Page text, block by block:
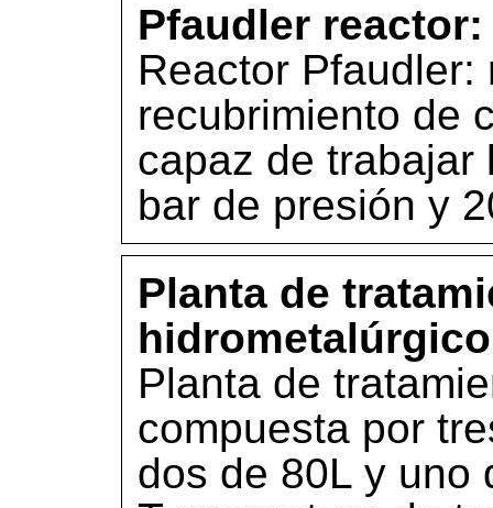
Pfaudler reactor:
Reactor Pfaudler:
recubrimiento de
capaz de trabajar
bar de presión y
Planta de
hidrometalúrgico
Planta de
compuesta por
dos de 80L y uno